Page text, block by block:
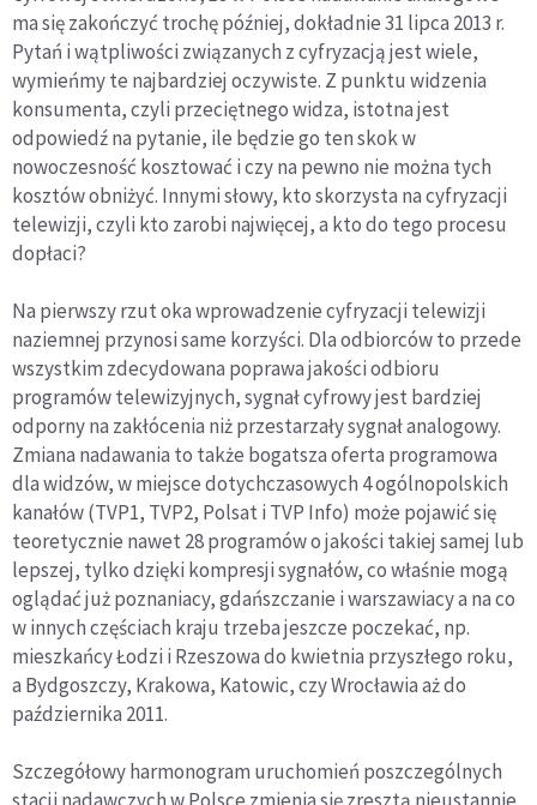
ma się zakończyć trochę później, dokładnie 31 lipca 2013 r.
Pytań i wątpliwości związanych z cyfryzacją jest wiele,
wymieńmy te najbardziej oczywiste. Z punktu widzenia
konsumenta, czyli przeciętnego widza, istotna jest
odpowiedź na pytanie, ile będzie go ten skok w
nowoczesność kosztować i czy na pewno nie można tych
kosztów obniżyć. Innymi słowy, kto skorzysta na cyfryzacji
telewizji, czyli kto zarobi najwięcej, a kto do tego procesu
dopłaci?
Na pierwszy rzut oka wprowadzenie cyfryzacji telewizji
naziemnej przynosi same korzyści. Dla odbiorców to przede
wszystkim zdecydowana poprawa jakości odbioru
programów telewizyjnych, sygnał cyfrowy jest bardziej
odporny na zakłócenia niż przestarzały sygnał analogowy.
Zmiana nadawania to także bogatsza oferta programowa
dla widzów, w miejsce dotychczasowych 4 ogólnopolskich
kanałów (TVP1, TVP2, Polsat i TVP Info) może pojawić się
teoretycznie nawet 28 programów o jakości takiej samej lub
lepszej, tylko dzięki kompresji sygnałów, co właśnie mogą
oglądać już poznaniacy, gdańszczanie i warszawiacy a na co
w innych częściach kraju trzeba jeszcze poczekać, np.
mieszkańcy Łodzi i Rzeszowa do kwietnia przyszłego roku,
a Bydgoszczy, Krakowa, Katowic, czy Wrocławia aż do
października 2011.
Szczegółowy harmonogram uruchomień poszczególnych